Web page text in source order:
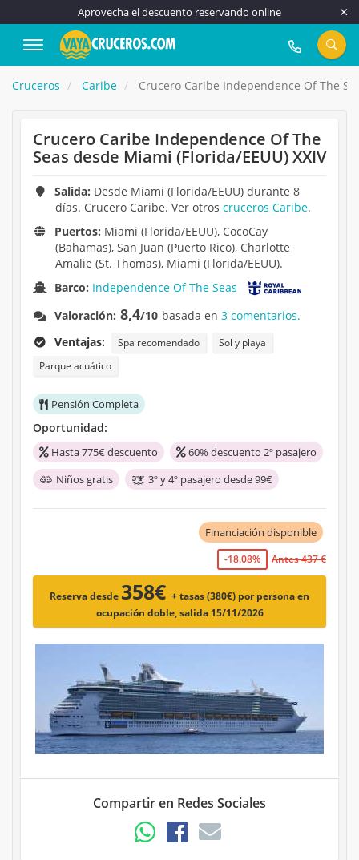
Aprovecha el descuento reservando online
917 815 555
Cruceros Caribe Crucero Caribe Independence Of The
Crucero Caribe Independence Of The
Seas desde Miami (Florida/EEUU) XXIV
Salida: Desde Miami (Florida/EEUU) durante 8
días. Crucero Caribe. Ver otros cruceros Caribe.
Puertos: Miami (Florida/EEUU), CocoCay
(Bahamas), San Juan (Puerto Rico), Charlotte
Amalie (St. Thomas), Miami (Florida/EEUU).
Barco: Independence Of The Seas
Valoración: 8,4/10 basada en3 comentarios.
Ventajas:
Spa recomendado
Sol y playa
Parque acuático
Pensión Completa
Oportunidad:
Hasta 775€ descuento
60% descuento 2º pasajero
Niños gratis
3º y 4º pasajero desde 99€
Financiación disponible
-18.08% Antes 437 €
Reserva desde 358€ + tasas (380€) por persona en
ocupación doble, salida 15/11/2026
Compartir en Redes Sociales